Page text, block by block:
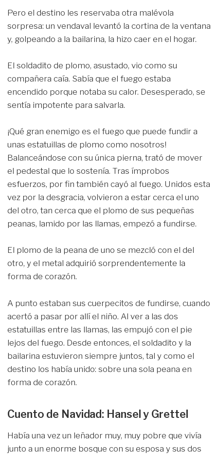
Pero el destino les reservaba otra malévola
sorpresa: un vendaval levantó la cortina de la ventana
y, golpeando a la bailarina, la hizo caer en el hogar.
El soldadito de plomo, asustado, vio como su
compañera caía. Sabía que el fuego estaba
encendido porque notaba su calor. Desesperado, se
sentía impotente para salvarla.
¡Qué gran enemigo es el fuego que puede fundir a
unas estatuillas de plomo como nosotros!
Balanceándose con su única pierna, trató de mover
el pedestal que lo sostenía. Tras ímprobos
esfuerzos, por fin también cayó al fuego. Unidos esta
vez por la desgracia, volvieron a estar cerca el uno
del otro, tan cerca que el plomo de sus pequeñas
peanas, lamido por las llamas, empezó a fundirse.
El plomo de la peana de uno se mezcló con el del
otro, y el metal adquirió sorprendentemente la
forma de corazón.
A punto estaban sus cuerpecitos de fundirse, cuando
acertó a pasar por allí el niño. Al ver a las dos
estatuillas entre las llamas, las empujó con el pie
lejos del fuego. Desde entonces, el soldadito y la
bailarina estuvieron siempre juntos, tal y como el
destino los había unido: sobre una sola peana en
forma de corazón.
Cuento de Navidad: Hansel y Grettel
Había una vez un leñador muy, muy pobre que vivía
junto a un enorme bosque con su esposa y sus dos